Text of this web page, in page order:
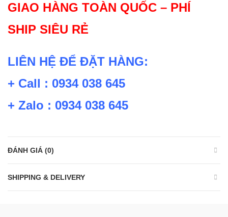
GIAO HÀNG TOÀN QUỐC – PHÍ
SHIP SIÊU RẺ
LIÊN HỆ ĐỂ ĐẶT HÀNG:
+ Call : 0934 038 645
+ Zalo : 0934 038 645
ĐÁNH GIÁ (0)
SHIPPING & DELIVERY